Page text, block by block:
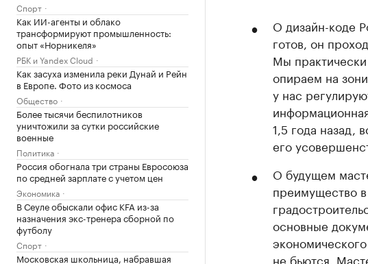
Спорт
Как ИИ-агенты и облако
трансформируют промышленность:
опыт «Норникеля»
РБК и Yandex Cloud
Как засуха изменила реки Дунай и Рейн
в Европе. Фото из космоса
Общество
Более тысячи беспилотников
уничтожили за сутки российские
военные
Политика
Россия обогнала три страны Евросоюза
по средней зарплате с учетом цен
Экономика
В Сеуле обыскали офис KFA из-за
назначения экс-тренера сборной по
футболу
Спорт
Московская школьница, набравшая
О дизайн-коде
готов, он
Мы
опираем на
у нас
1,5 года назад,
его
О будущем
преимущество
основные
не бьются.